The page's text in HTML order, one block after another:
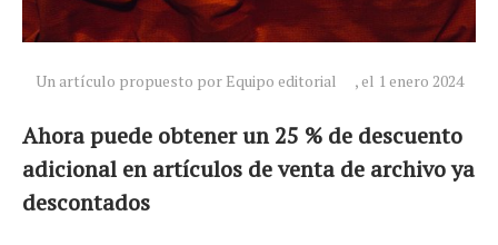
Un artículo propuesto por Equipo editorial , el 1 enero 2024
Ahora puede obtener un 25 % de descuento
adicional en artículos de venta de archivo ya
descontados